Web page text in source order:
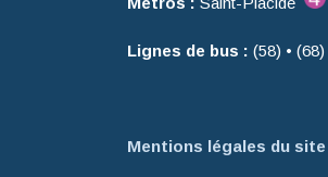
Lignes de bus : (58) • (68)
Mentions légales du site